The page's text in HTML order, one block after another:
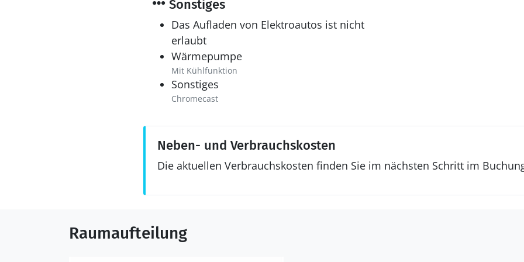
Sonstiges
Das Aufladen von Elektroautos ist nicht
erlaubt
Wärmepumpe
Mit Kühlfunktion
Sonstiges
Chromecast
Neben- und Verbrauchskosten
Die aktuellen Verbrauchskosten finden Sie im nächsten Schritt im
Raumaufteilung